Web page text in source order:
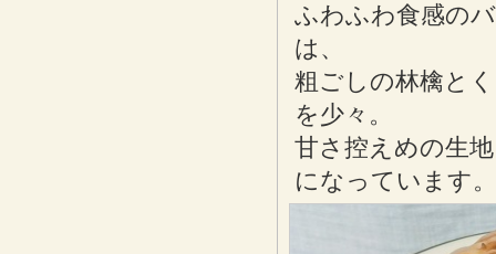
ふわふわ食感の
は、
粗ごしの林檎と
を少々。
甘さ控えめの生
になっています。